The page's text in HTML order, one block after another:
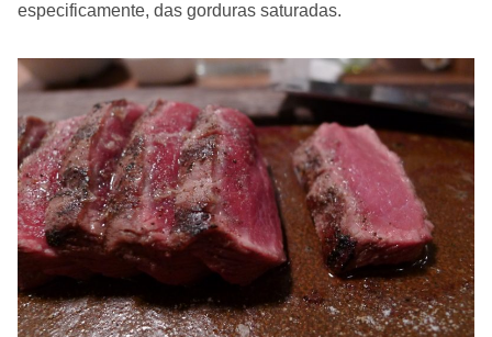
especificamente, das gorduras saturadas.